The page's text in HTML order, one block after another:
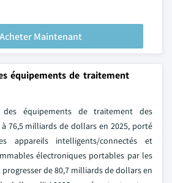
Maintenant
équipements de traitement
équipements de traitement des
76,5 milliards de dollars en 2025, porté
appareils intelligents/connectés et
électroniques portables par les
progresser de 80,7 milliards de dollars en